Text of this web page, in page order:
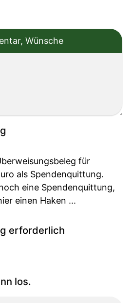
Wünsche
für
als Spendenquittung.
eine Spendenquittung,
einen Haken ...
erforderlich
los.